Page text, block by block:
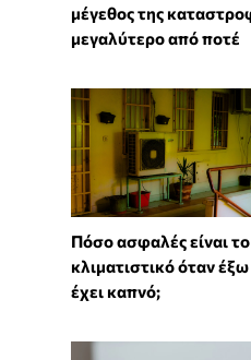
μέγεθος της
μεγαλύτερο από ποτέ
Πόσο ασφαλές είναι το
κλιματιστικό όταν έξω
έχει καπνό;